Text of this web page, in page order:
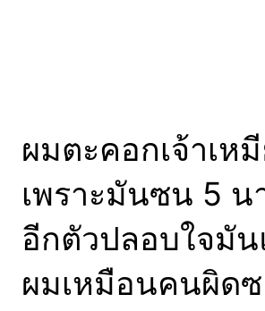
ผมตะคอกเจ้าเห
เพราะมันซน 5 น
อีกตัวปลอบใจมัน
ผมเหมือนคนผิด